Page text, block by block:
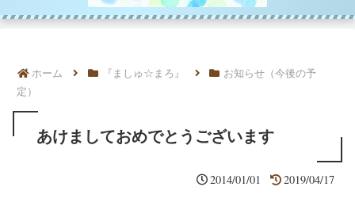
ホーム 『ましゅ☆まろ』
お知らせ（今後の予
定）
あけましておめでとうございます
2014/01/01 2019/04/17